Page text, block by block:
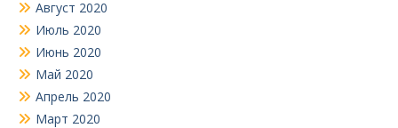
Август 2020
Июль 2020
Июнь 2020
Май 2020
Апрель 2020
Март 2020